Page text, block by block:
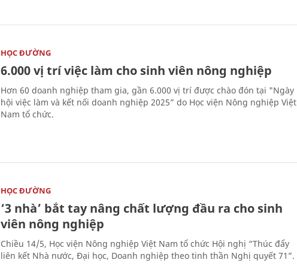
HỌC ĐƯỜNG
6.000 vị trí việc làm cho sinh viên nông nghiệp
Hơn 60 doanh nghiệp tham gia, gần 6.000 vị trí được chào đón tại "Ngày
hội việc làm và kết nối doanh nghiệp 2025” do Học viện Nông nghiệp Việt
Nam tổ chức.
HỌC ĐƯỜNG
‘3 nhà’ bắt tay nâng chất lượng đầu ra cho sinh
viên nông nghiệp
Chiều 14/5, Học viện Nông nghiệp Việt Nam tổ chức Hội nghị “Thúc đẩy
liên kết Nhà nước, Đại học, Doanh nghiệp theo tinh thần Nghị quyết 71”.